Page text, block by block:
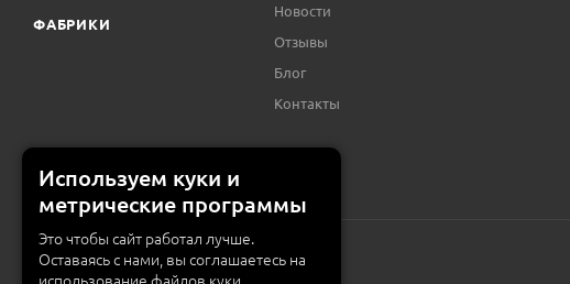
ФАБРИКИ
Новости
Отзывы
Блог
Контакты
Используем куки и
метрические программы
Это чтобы сайт работал лучше.
Оставаясь с нами, вы соглашаетесь на
использование файлов куки.